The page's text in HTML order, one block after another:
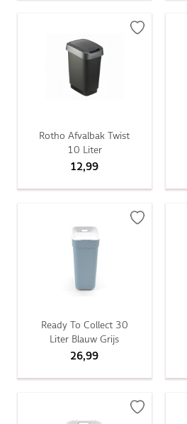
Rotho Afvalbak Twist
10 Liter
12,99
Ready To Collect 30
Liter Blauw Grijs
26,99